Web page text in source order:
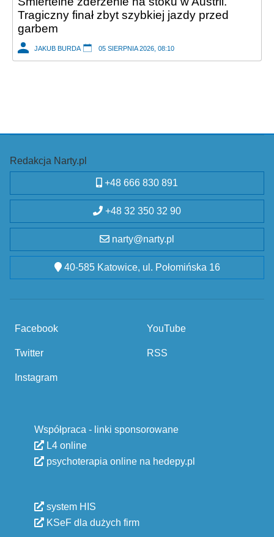
Tragiczny finał zbyt szybkiej jazdy przed
garbem
JAKUB BURDA 05 SIERPNIA 2026, 08:10
Redakcja Narty.pl
+48 666 830 891
+48 32 350 32 90
narty@narty.pl
40-585 Katowice, ul. Połomińska 16
Facebook
Twitter
Instagram
YouTube
RSS
Współpraca - linki sponsorowane
L4 online
psychoterapia online na hedepy.pl
system HIS
KSeF dla dużych firm